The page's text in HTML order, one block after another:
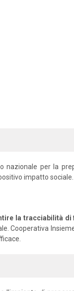
nazionale per la
impatto sociale.
la tracciabilità
Cooperativa